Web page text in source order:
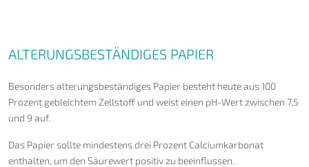
ALTERUNGSBESTÄNDIGES PAPIER
Besonders alterungsbeständiges Papier besteht heute aus 100
Prozent gebleichtem Zellstoff und weist einen pH-Wert zwischen 7,5
und 9 auf.
Das Papier sollte mindestens drei Prozent Calciumkarbonat
enthalten, um den Säurewert positiv zu beeinflussen.